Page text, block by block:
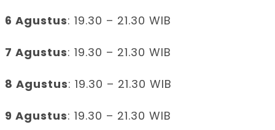
6 Agustus: 19.30 – 21.30 WIB
7 Agustus: 19.30 – 21.30 WIB
8 Agustus: 19.30 – 21.30 WIB
9 Agustus: 19.30 – 21.30 WIB